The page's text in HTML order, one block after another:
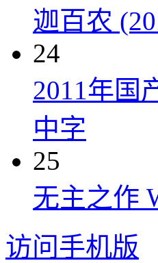
迦百农
24
2011年国
中字
25
无主之作
访问手机版